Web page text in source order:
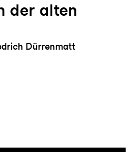
der alten
Dürrenmatt